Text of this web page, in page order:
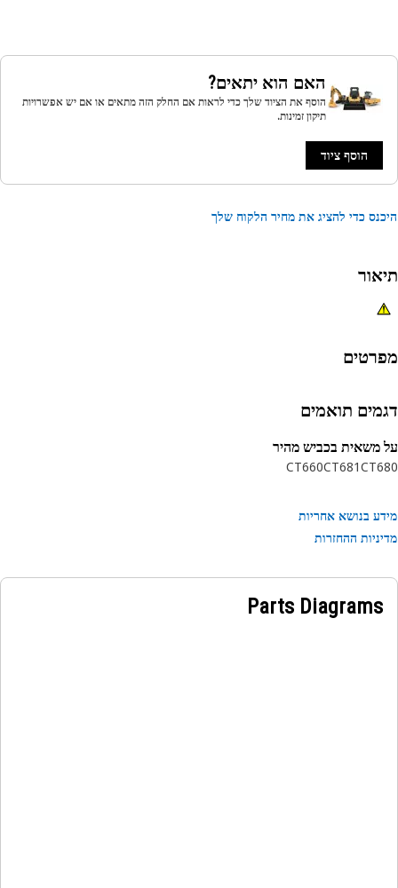
האם הוא יתאים?
הוסף את הציוד שלך כדי לראות אם החלק הזה מתאים או אם יש אפשרויות
תיקון זמינות.
הוסף ציוד
כדי להציג את מחיר הלקוח שלך
תואמים
משאית בכביש מהיר
CT681
CT660
בנושא אחריות
ההחזרות
Parts Diagrams